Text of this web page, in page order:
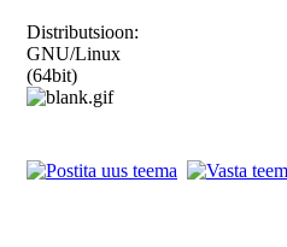
Distributsioon:
GNU/Linux
(64bit)